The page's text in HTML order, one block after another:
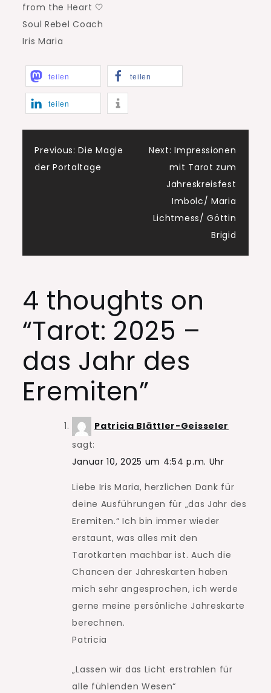
from the Heart 🤍
Soul Rebel Coach
Iris Maria
teilen teilen
teilen
Previous: Die Magie
der Portaltage
Next: Impressionen
mit Tarot zum
Jahreskreisfest
Imbolc/ Maria
Lichtmess/ Göttin
Brigid
4 thoughts on
“Tarot: 2025 –
das Jahr des
Eremiten”
Patricia Blättler-Geisseler
sagt:
Januar 10, 2025 um 4:54 p.m. Uhr
Liebe Iris Maria, herzlichen Dank für
deine Ausführungen für „das Jahr des
Eremiten.“ Ich bin immer wieder
erstaunt, was alles mit den
Tarotkarten machbar ist. Auch die
Chancen der Jahreskarten haben
mich sehr angesprochen, ich werde
gerne meine persönliche Jahreskarte
berechnen.
Patricia
„Lassen wir das Licht erstrahlen für
alle fühlenden Wesen“